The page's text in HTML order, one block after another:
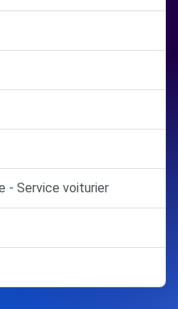
- Service voiturier